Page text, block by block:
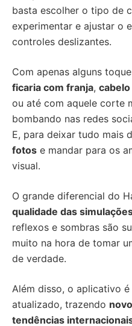
basta escolher o tipo de
experimentar e ajustar o
controles deslizantes.
Com apenas alguns
ficaria com franja,
ou até com aquele corte
bombando nas redes
E, para deixar tudo mais
fotos e mandar para os
visual.
O grande diferencial do
qualidade das
reflexos e sombras são
muito na hora de tomar
de verdade.
Além disso, o aplicativo
atualizado, trazendo
tendências